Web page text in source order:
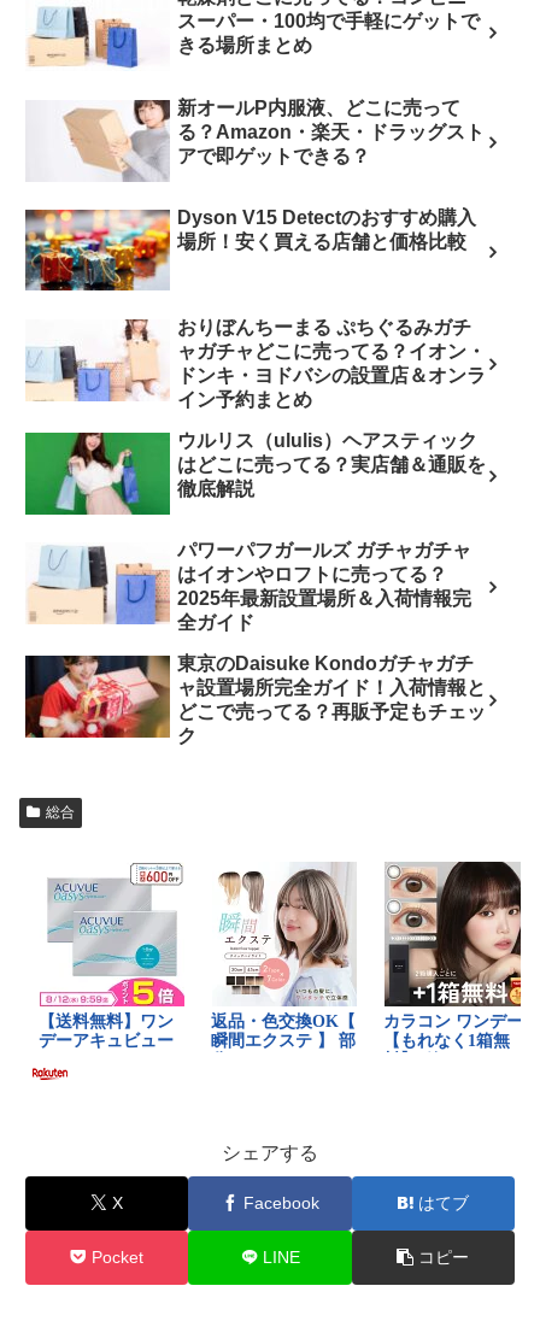
スーパー・100均で手軽にゲットで
きる場所まとめ
新オールP内服液、どこに売って
る？Amazon・楽天・ドラッグスト
アで即ゲットできる？
Dyson V15 Detectのおすすめ購入
場所！安く買える店舗と価格比較
おりぼんちーまる ぷちぐるみガチ
ャガチャどこに売ってる？イオン・
ドンキ・ヨドバシの設置店＆オンラ
イン予約まとめ
ウルリス（ululis）ヘアスティック
はどこに売ってる？実店舗＆通販を
徹底解説
パワーパフガールズ ガチャガチャ
はイオンやロフトに売ってる？
2025年最新設置場所＆入荷情報完
全ガイド
東京のDaisuke Kondoガチャガチ
ャ設置場所完全ガイド！入荷情報と
どこで売ってる？再販予定もチェッ
ク
総合
シェアする
X Facebook はてブ
Pocket LINE コピー